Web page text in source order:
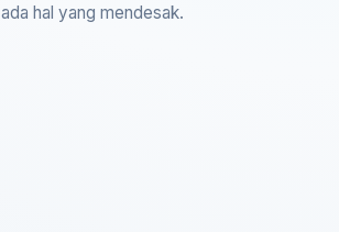
ada hal yang mendesak.